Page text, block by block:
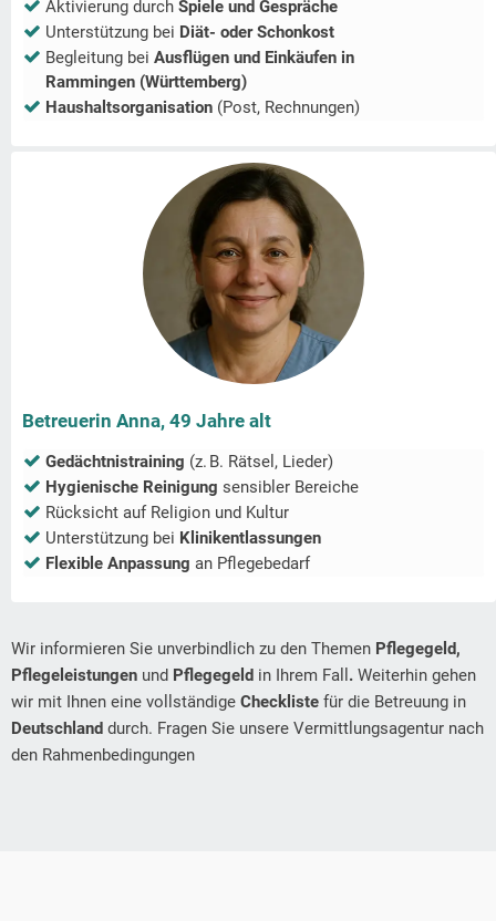
Aktivierung durch Spiele und Gespräche
Unterstützung bei Diät- oder Schonkost
Begleitung bei Ausflügen und Einkäufen in
Rammingen (Württemberg)
Haushaltsorganisation (Post, Rechnungen)
Betreuerin Anna, 49 Jahre alt
Gedächtnistraining (z. B. Rätsel, Lieder)
Hygienische Reinigung sensibler Bereiche
Rücksicht auf Religion und Kultur
Unterstützung bei Klinikentlassungen
Flexible Anpassung an Pflegebedarf
Wir informieren Sie unverbindlich zu den Themen Pflegegeld,
Pflegeleistungen und Pflegegeld in Ihrem Fall . Weiterhin gehen
wir mit Ihnen eine vollständige Checkliste für die Betreuung in
Deutschland durch. Fragen Sie unsere Vermittlungsagentur nach
den Rahmenbedingungen